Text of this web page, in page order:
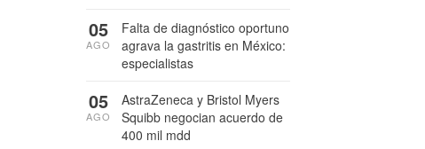
Falta de diagnóstico oportuno
agrava la gastritis en México:
especialistas
05
AGO
AstraZeneca y Bristol Myers
Squibb negocian acuerdo de
400 mil mdd
05
AGO